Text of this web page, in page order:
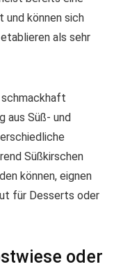
können sich
als sehr
schmackhaft
aus Süß- und
Süßkirschen
können, eignen
für Desserts oder
oder